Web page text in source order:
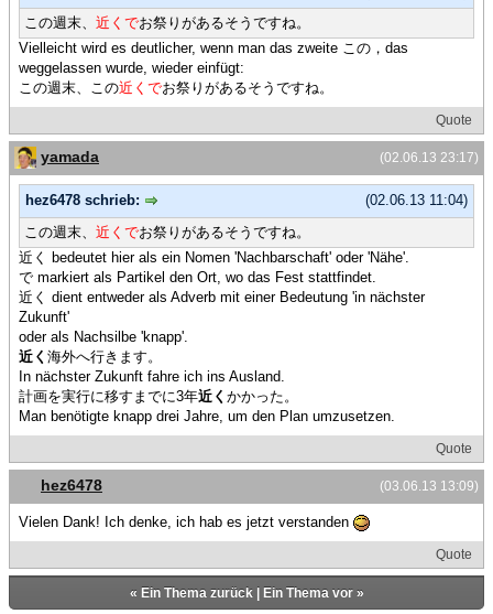
この週末、 近くでお祭りがあるそうですね。
Vielleicht wird es deutlicher, wenn man das zweite この，das
weggelassen wurde, wieder einfügt:
この週末、この近くでお祭りがあるそうですね。
Quote
(02.06.13 23:17)
yamada
(02.06.13 11:04)
hez6478 schrieb:
この週末、 近くでお祭りがあるそうですね。
近く bedeutet hier als ein Nomen 'Nachbarschaft' oder 'Nähe'.
で markiert als Partikel den Ort, wo das Fest stattfindet.
近く dient entweder als Adverb mit einer Bedeutung 'in nächster
Zukunft'
oder als Nachsilbe 'knapp'.
近く 海外へ行きます。
In nächster Zukunft fahre ich ins Ausland.
計画を実行に移すまでに3年近く かかった。
Man benötigte knapp drei Jahre, um den Plan umzusetzen.
Quote
(03.06.13 13:09)
hez6478
Vielen Dank! Ich denke, ich hab es jetzt verstanden
Quote
« Ein Thema zurück| Ein Thema vor»